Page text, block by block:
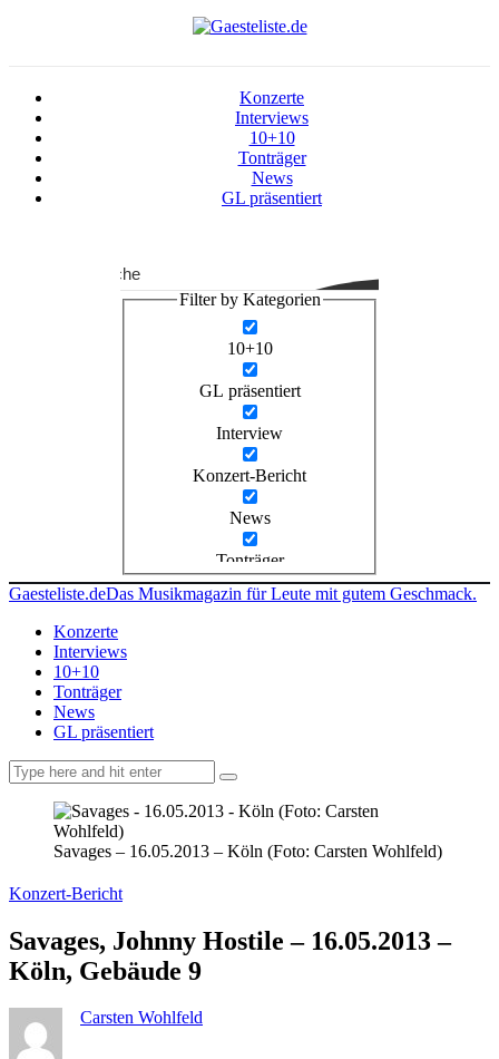
Konzerte
Interviews
10+10
Tonträger
News
GL präsentiert
Suche
Filter by Kategorien
10+10
GL präsentiert
Interview
Konzert-Bericht
News
Tonträger
Gaesteliste.deDas Musikmagazin für Leute mit gutem Geschmack.
Konzerte
Interviews
10+10
Tonträger
News
GL präsentiert
Savages – 16.05.2013 – Köln (Foto: Carsten Wohlfeld)
Konzert-Bericht
Savages, Johnny Hostile – 16.05.2013 –
Köln, Gebäude 9
Carsten Wohlfeld